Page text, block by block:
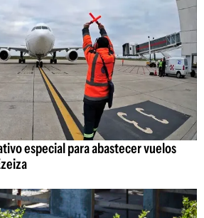
especial para abastecer vuelos